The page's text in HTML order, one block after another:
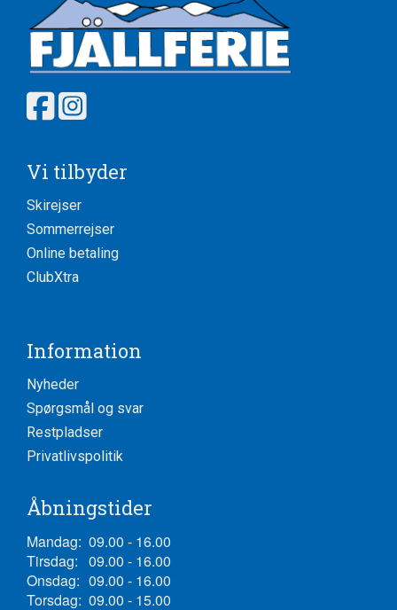
Vi tilbyder
Skirejser
Sommerrejser
Online betaling
ClubXtra
Information
Nyheder
Spørgsmål og svar
Restpladser
Privatlivspolitik
Åbningstider
Mandag: 09.00 - 16.00
Tirsdag: 09.00 - 16.00
Onsdag: 09.00 - 16.00
Torsdag: 09.00 - 15.00